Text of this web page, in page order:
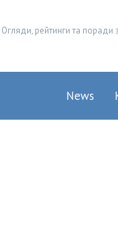
Огляди, рейтинги та поради
News